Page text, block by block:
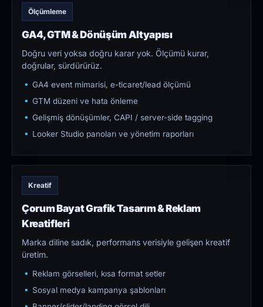
Ölçümleme
GA4, GTM & Dönüşüm Altyapısı
Doğru veri yoksa doğru karar yok. Ölçümü kurar,
doğrular, sürdürürüz.
GA4 event mimarisi, e-ticaret/lead ölçümü
GTM düzeni ve hata önleme
Gelişmiş dönüşümler, CAPI / server-side tagging
Looker Studio panoları ve yönetim raporları
Kreatif
Çorum Bayat Grafik Tasarım & Reklam
Kreatifleri
Marka diline sadık, performans verisiyle gelişen kreatif
üretim.
Reklam görselleri, kısa format setler
Sosyal medya kampanya şablonları